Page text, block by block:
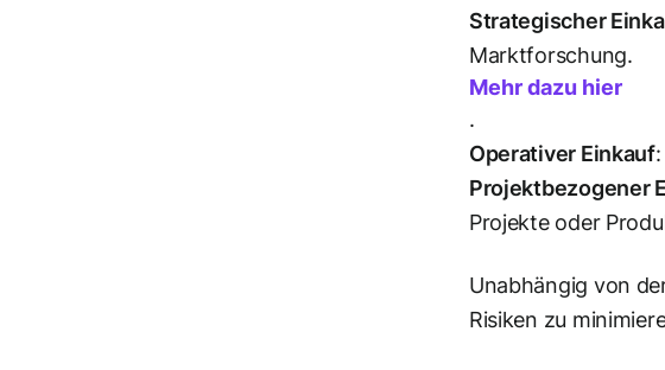
Strategischer
Marktforschung.
Mehr dazu hier
.
Operativer Einkauf
Projektbezogener
Projekte oder
Unabhängig von
Risiken zu